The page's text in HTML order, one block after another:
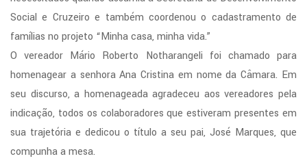
Social e Cruzeiro e também coordenou o cadastramento de
famílias no projeto “Minha casa, minha vida.”
O vereador Mário Roberto Notharangeli foi chamado para
homenagear a senhora Ana Cristina em nome da Câmara. Em
seu discurso, a homenageada agradeceu aos vereadores pela
indicação, todos os colaboradores que estiveram presentes em
sua trajetória e dedicou o título a seu pai, José Marques, que
compunha a mesa.